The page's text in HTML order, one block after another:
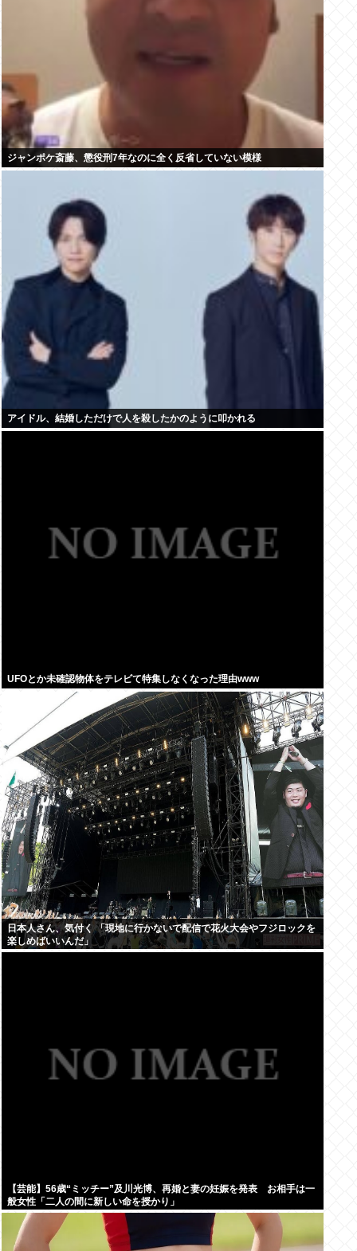
ジャンポケ斎藤、懲役刑7年なのに全く反省していない模様
アイドル、結婚しただけで人を殺したかのように叩かれる
UFOとか未確認物体をテレビて特集しなくなった理由www
日本人さん、気付く 「現地に行かないで配信で花火大会やフジロックを
楽しめばいいんだ」
【芸能】56歳“ミッチー”及川光博、再婚と妻の妊娠を発表 お相手は一
般女性「二人の間に新しい命を授かり」